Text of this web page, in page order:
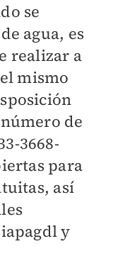
se
agua, es
realizar a
mismo
de
3668-
para
así
y